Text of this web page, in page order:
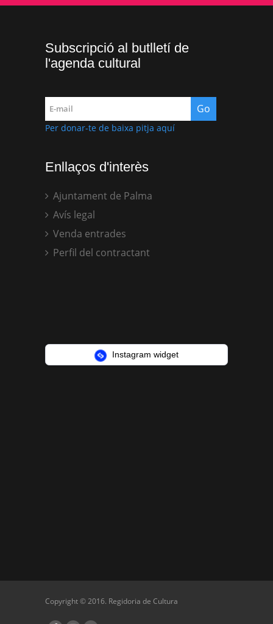
Subscripció al butlletí de
l'agenda cultural
Per donar-te de baixa pitja aquí
Enllaços d'interès
Ajuntament de Palma
Avís legal
Venda entrades
Perfil del contractant
Instagram widget
Copyright © 2016. Regidoria de Cultura